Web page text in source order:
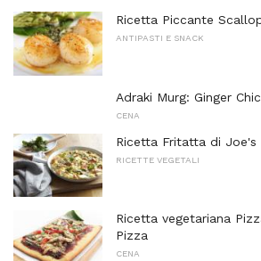
Ricetta Piccante
ANTIPASTI E SNACK
Adraki Murg: Ginger
CENA
Ricetta Fritatta di Joe's
RICETTE VEGETALI
Ricetta vegetariana
Pizza
CENA